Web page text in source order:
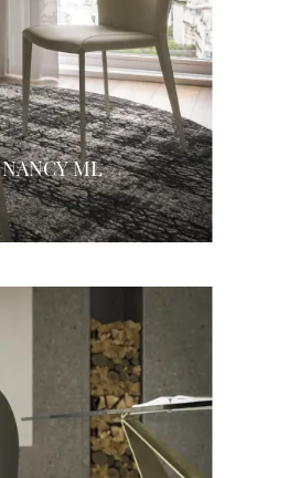
NANCY ML